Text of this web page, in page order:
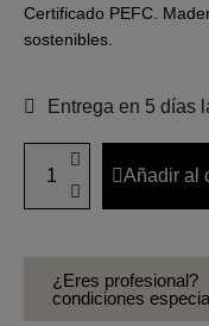
Certificado PEFC.
sostenibles.
Entrega en 5 días
Añadir al
¿Eres profesional?
condiciones